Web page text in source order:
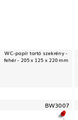
WC-papír tartó szekrény -
fehér - 205 x 125 x 220 mm
BW3007